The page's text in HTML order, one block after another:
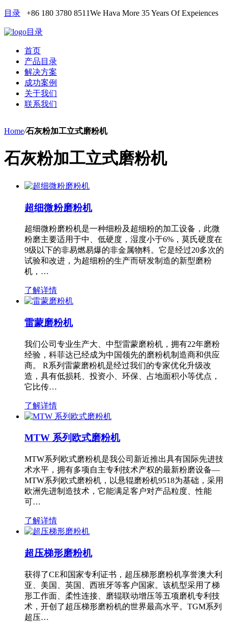
目录 +86 180 3780 8511We Hava More 35 Years Of Expeiences
目录
首页
产品目录
解决方案
成功案例
关于我们
联系我们
Home/石灰粉加工立式磨粉机
石灰粉加工立式磨粉机
超细微粉磨粉机
超细微粉磨粉机是一种细粉及超细粉的加工设备，此微
粉磨主要适用于中、低硬度，湿度小于6%，莫氏硬度在
9级以下的非易燃易爆的非金属物料。它是经过20多次的
试验和改进，为超细粉的生产而研发制造的新型磨粉
机，…
了解详情
雷蒙磨粉机
我们公司专业生产大、中型雷蒙磨粉机，拥有22年磨粉
经验，科菲达已经成为中国领先的磨粉机制造商和供应
商。 R系列雷蒙磨粉机是经过我们的专家优化升级改
造，具有低损耗、投资小、环保、占地面积小等优点，
它比传…
了解详情
MTW 系列欧式磨粉机
MTW系列欧式磨粉机是我公司新近推出具有国际先进技
术水平，拥有多项自主专利技术产权的最新粉磨设备—
MTW系列欧式磨粉机，以悬辊磨粉机9518为基础，采用
欧洲先进制造技术，它能满足客户对产品粒度、性能
可…
了解详情
超压梯形磨粉机
获得了CE和国家专利证书，超压梯形磨粉机享誉澳大利
亚、美国、英国、西班牙等客户国家。该机型采用了梯
形工作面、柔性连接、磨辊联动增压等五项磨机专利技
术，开创了超压梯形磨粉机的世界最高水平。TGM系列
超压…